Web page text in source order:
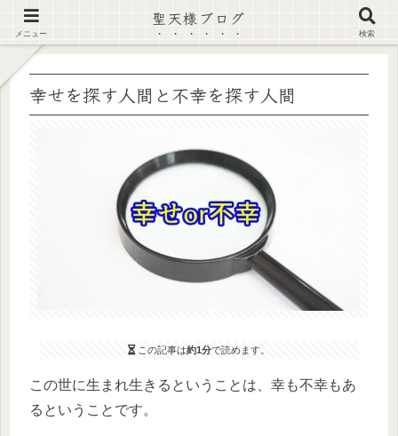
【注意喚起】偽サイト及び偽情報に注意 ▶確認する◀
幸せを探す人間と不幸を探す人間
この記事は約1分で読めます。
この世に生まれ生きるということは、幸も不幸もあ
るということです。
メニュー
聖天様ブログ
検索